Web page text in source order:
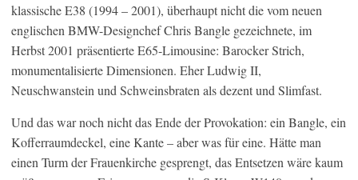
klassische E38 (1994 – 2001), überhaupt nicht die vom neuen
englischen BMW-Designchef Chris Bangle gezeichnete, im
Herbst 2001 präsentierte E65-Limousine: Barocker Strich,
monumentalisierte Dimensionen. Eher Ludwig II,
Neuschwanstein und Schweinsbraten als dezent und Slimfast.
Und das war noch nicht das Ende der Provokation: ein Bangle, ein
Kofferraumdeckel, eine Kante – aber was für eine. Hätte man
einen Turm der Frauenkirche gesprengt, das Entsetzen wäre kaum